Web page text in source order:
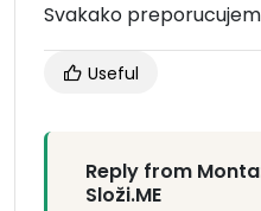
Svakako
Useful
Reply from
Složi.ME